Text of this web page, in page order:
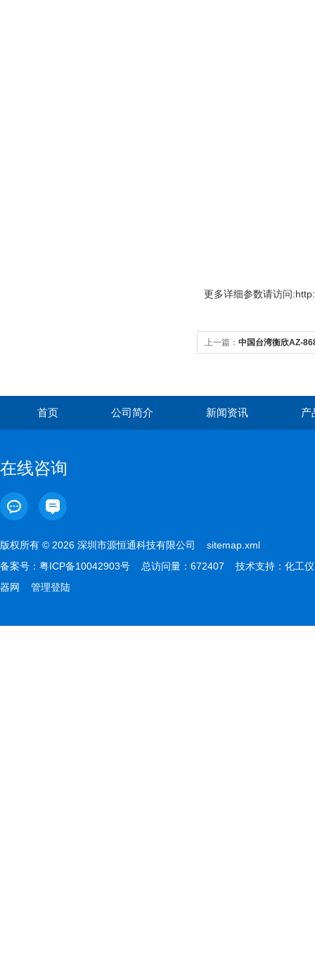
更多详细参数请访问
上一篇： 中国台湾衡欣AZ-
首页 公司简介 新闻资讯 产
在线咨询
版权所有 © 2026 深圳市源恒通科技有限公司 sitemap.xml
备案号： 粤ICP备10042903号 总访问量：672407 技术支持： 化工仪
器网
管理登陆